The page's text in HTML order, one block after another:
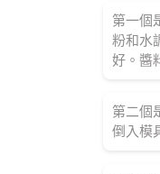
第一個
粉和水
好。醬
第二個
倒入模